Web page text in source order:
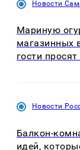
Новости
Мариную
магазинных
гости
Новости
Балкон-
идей,